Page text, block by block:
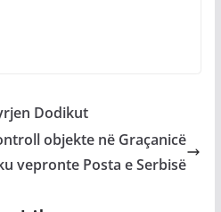
Dodikut
objekte në Graçanicë
vepronte Posta e Serbisë